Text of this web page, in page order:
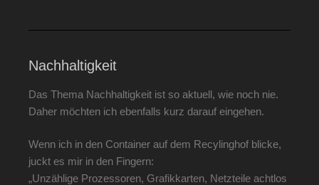
Nachhaltigkeit
Das Thema Nachhaltigkeit ist so aktuell, wie noch nie.
Daher möchten ich ebenfalls kurz darauf eingehen.
Wenn ich in den Container auf dem Recylinghof blicke,
juckt es mir in den Fingern:
„Unzählige Prozessoren, Grafikkarten, Netzteile achtlos